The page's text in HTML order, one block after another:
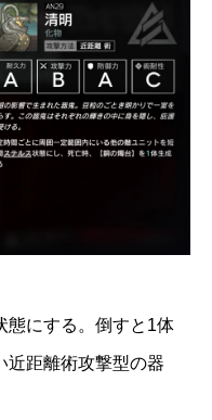
態にする。倒すと1体
近距離術攻撃型の器